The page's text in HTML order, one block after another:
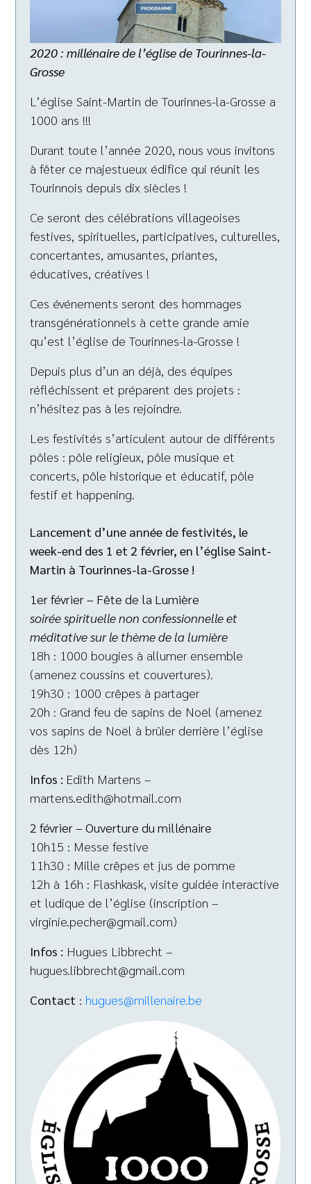
2020 : millénaire de l’église de Tourinnes-la-
Grosse
L’église Saint-Martin de Tourinnes-la-Grosse a
1000 ans !!!
Durant toute l’année 2020, nous vous invitons
à fêter ce majestueux édifice qui réunit les
Tourinnois depuis dix siècles !
Ce seront des célébrations villageoises
festives, spirituelles, participatives, culturelles,
concertantes, amusantes, priantes,
éducatives, créatives !
Ces événements seront des hommages
transgénérationnels à cette grande amie
qu’est l’église de Tourinnes-la-Grosse !
Depuis plus d’un an déjà, des équipes
réfléchissent et préparent des projets :
n’hésitez pas à les rejoindre.
Les festivités s’articulent autour de différents
pôles : pôle religieux, pôle musique et
concerts, pôle historique et éducatif, pôle
festif et happening.
Lancement d’une année de festivités, le
week-end des 1 et 2 février, en l’église Saint-
Martin à Tourinnes-la-Grosse !
1er février – Fête de la Lumière
soirée spirituelle non confessionnelle et
méditative sur le thème de la lumière
18h : 1000 bougies à allumer ensemble
(amenez coussins et couvertures).
19h30 : 1000 crêpes à partager
20h : Grand feu de sapins de Noël (amenez
vos sapins de Noël à brûler derrière l’église
dès 12h)
Infos : Edith Martens –
martens.edith@hotmail.com
2 février – Ouverture du millénaire
10h15 : Messe festive
11h30 : Mille crêpes et jus de pomme
12h à 16h : Flashkask, visite guidée interactive
et ludique de l’église (inscription –
virginie.pecher@gmail.com)
Infos : Hugues Libbrecht –
hugues.libbrecht@gmail.com
Contact : hugues@millenaire.be